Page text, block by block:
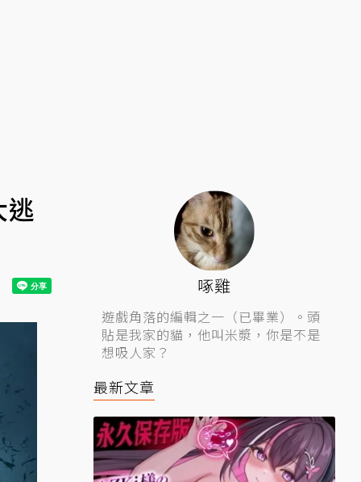
啄雞
遊戲角落的編輯之一（已畢業）。頭
貼是我家的貓，他叫米漿，你是不是
想吸人家？
最新文章